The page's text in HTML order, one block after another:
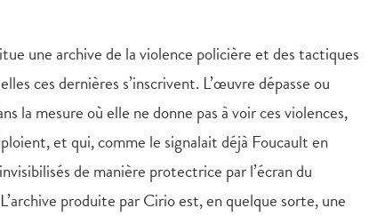
une archive de la violence policière et des tactiques
ces dernières s’inscrivent. L’œuvre dépasse ou
la mesure où elle ne donne pas à voir ces violences,
et qui, comme le signalait déjà Foucault en
de manière protectrice par l’écran du
produite par Cirio est, en quelque sorte, une